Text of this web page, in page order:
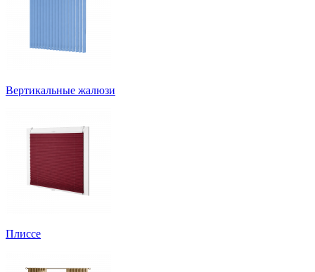
Вертикальные жалюзи
Плиссе